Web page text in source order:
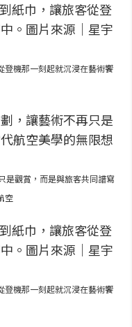
登機那一刻起就沉浸在藝術饗
是觀賞，而是與旅客共同譜寫
空
登機那一刻起就沉浸在藝術饗